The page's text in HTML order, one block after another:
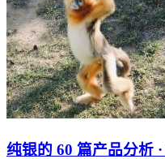
纯银的 60 篇产品分析